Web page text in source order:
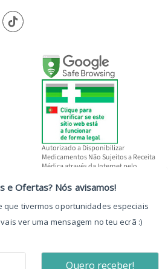
Autorizado a Disponibilizar
Medicamentos Não Sujeitos a Receita
Médica através da Internet pelo